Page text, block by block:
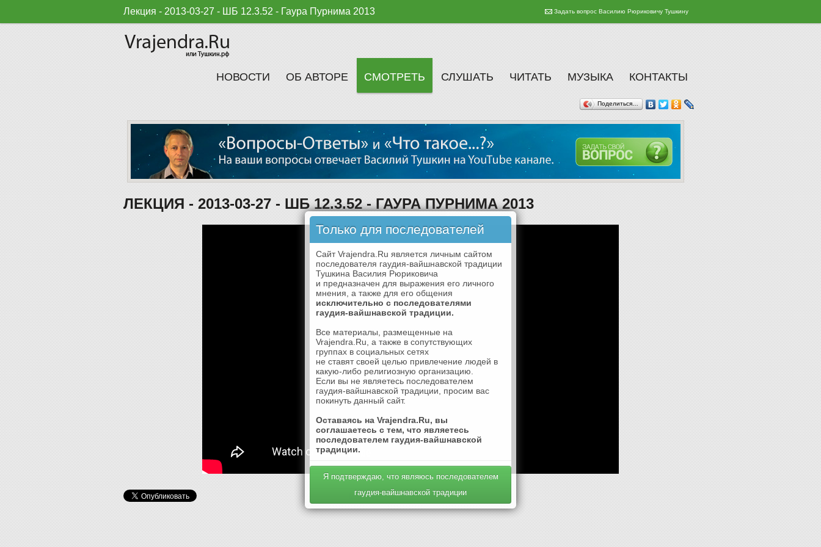
Лекция - 2013-03-27 - ШБ 12.3.52 - Гаура Пурнима 2013 Задать вопрос Василию Рюриковичу Тушкину
НОВОСТИ ОБ АВТОРЕ СМОТРЕТЬ СЛУШАТЬ ЧИТАТЬ МУЗЫКА КОНТАКТЫ
Поделиться…
ЛЕКЦИЯ - 2013-03-27 - ШБ 12.3.52 - ГАУРА ПУРНИМА 2013
Mail.Ru
Только для последователей
Сайт Vrajendra.Ru является личным сайтом
последователя гаудия-вайшнавской традиции
Тушкина Василия Рюриковича
и предназначен для выражения его личного
мнения, а также для его общения
исключительно с последователями
гаудия-вайшнавской традиции.
Все материалы, размещенные на
Vrajendra.Ru, а также в сопутствующих
группах в социальных сетях
не ставят своей целью привлечение людей в
какую-либо религиозную организацию.
Если вы не являетесь последователем
гаудия-вайшнавской традиции, просим вас
покинуть данный сайт.
Оставаясь на Vrajendra.Ru, вы
соглашаетесь с тем, что являетесь
последователем гаудия-вайшнавской
традиции.
Я подтверждаю, что являюсь последователем
гаудия-вайшнавской традиции